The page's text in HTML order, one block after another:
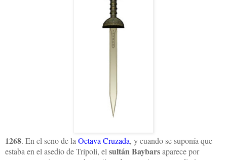
1268. En el seno de la Octava Cruzada, y cuando se suponía que
estaba en el asedio de Trípoli, el sultán Baybarsaparece por